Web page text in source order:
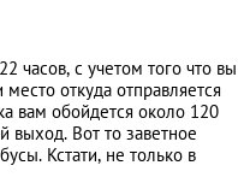
часов, с учетом того что вы
откуда отправляется
вам обойдется около 120
выход. Вот то заветное
Кстати, не только в